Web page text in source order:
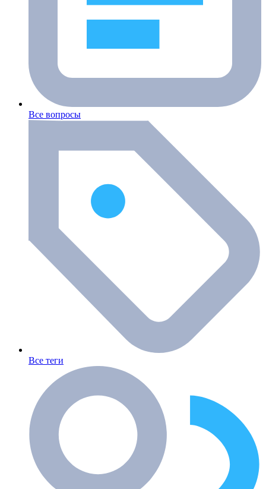
Все вопросы
Все теги